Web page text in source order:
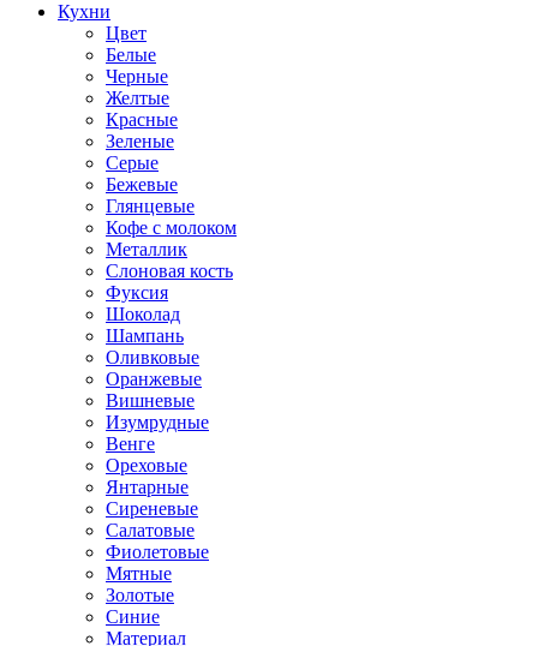
Кухни
Цвет
Белые
Черные
Желтые
Красные
Зеленые
Серые
Бежевые
Глянцевые
Кофе с молоком
Металлик
Слоновая кость
Фуксия
Шоколад
Шампань
Оливковые
Оранжевые
Вишневые
Изумрудные
Венге
Ореховые
Янтарные
Сиреневые
Салатовые
Фиолетовые
Мятные
Золотые
Синие
Материал